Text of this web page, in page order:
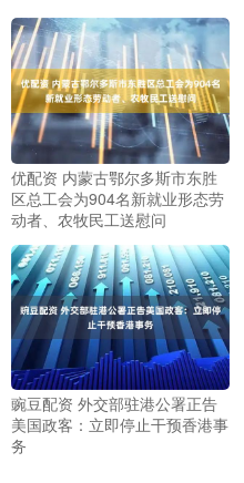
优配资 内蒙古鄂尔多斯市东胜
区总工会为904名新就业形态劳
动者、农牧民工送慰问
豌豆配资 外交部驻港公署正告
美国政客：立即停止干预香港事
务